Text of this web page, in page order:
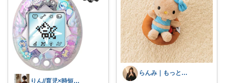
りん//育児×時短×コスパ
らんみ｜もっと心地いい暮らし